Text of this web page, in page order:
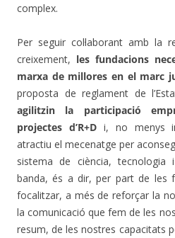
complex.
Per seguir col·laborant amb la
creixement, les fundacions
marxa de millores en el marc
proposta de reglament de
agilitzin la participació
projectes d’R+Di, no menys
atractiu el mecenatge per
sistema de ciència,
banda, és a dir, per part de les
focalitzar, a més de reforçar la
la comunicació que fem de les
resum, de les nostres capacitats